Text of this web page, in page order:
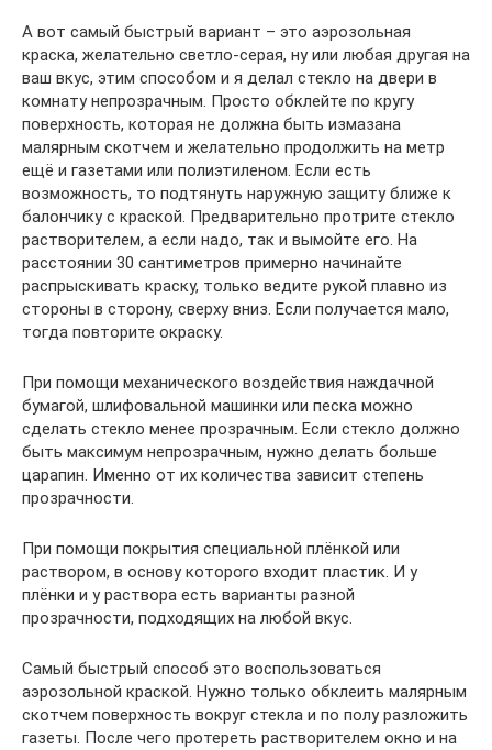
А вот самый быстрый вариант – это аэрозольная
краска, желательно светло-серая, ну или любая другая на
ваш вкус, этим способом и я делал стекло на двери в
комнату непрозрачным. Просто обклейте по кругу
поверхность, которая не должна быть измазана
малярным скотчем и желательно продолжить на метр
ещё и газетами или полиэтиленом. Если есть
возможность, то подтянуть наружную защиту ближе к
балончику с краской. Предварительно протрите стекло
растворителем, а если надо, так и вымойте его. На
расстоянии 30 сантиметров примерно начинайте
распрыскивать краску, только ведите рукой плавно из
стороны в сторону, сверху вниз. Если получается мало,
тогда повторите окраску.
При помощи механического воздействия наждачной
бумагой, шлифовальной машинки или песка можно
сделать стекло менее прозрачным. Если стекло должно
быть максимум непрозрачным, нужно делать больше
царапин. Именно от их количества зависит степень
прозрачности.
При помощи покрытия специальной плёнкой или
раствором, в основу которого входит пластик. И у
плёнки и у раствора есть варианты разной
прозрачности, подходящих на любой вкус.
Самый быстрый способ это воспользоваться
аэрозольной краской. Нужно только обклеить малярным
скотчем поверхность вокруг стекла и по полу разложить
газеты. После чего протереть растворителем окно и на